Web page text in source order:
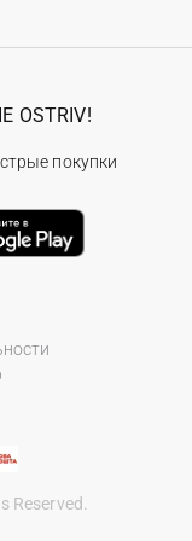
Reserved.
покупки